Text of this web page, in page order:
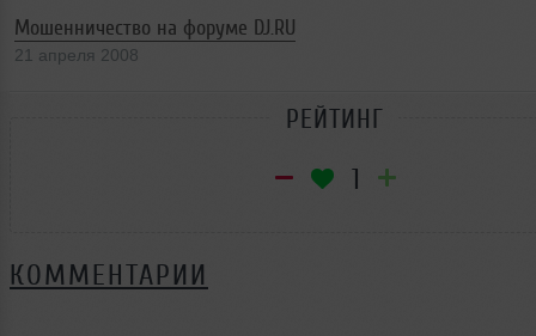
Мошенничество на форуме DJ.RU
21 апреля 2008
РЕЙТИНГ
1
КОММЕНТАРИИ